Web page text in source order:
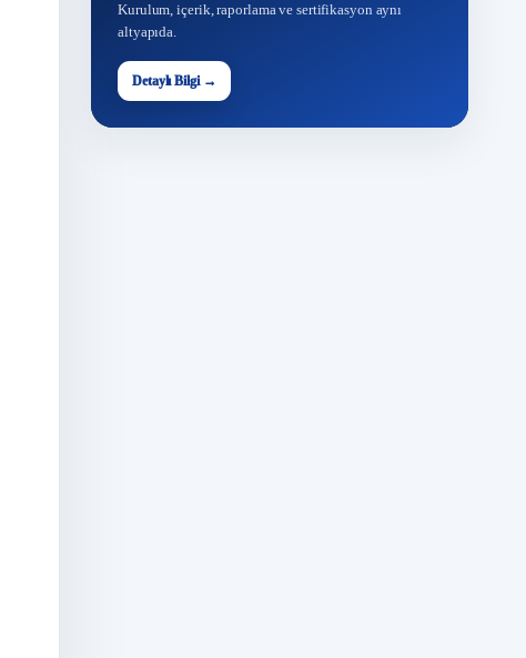
Kurulum, içerik, raporlama ve sertifikasyon aynı
altyapıda.
Detaylı Bilgi →